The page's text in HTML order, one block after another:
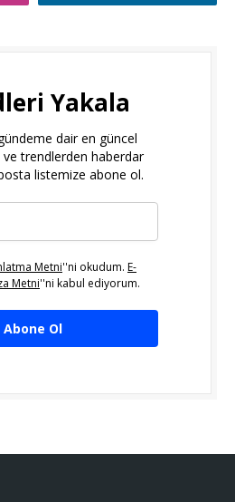
Yakala
dair en güncel
trendlerden haberdar
listemize abone ol.
Metni''ni okudum. E-
Metni''ni kabul ediyorum.
Abone Ol